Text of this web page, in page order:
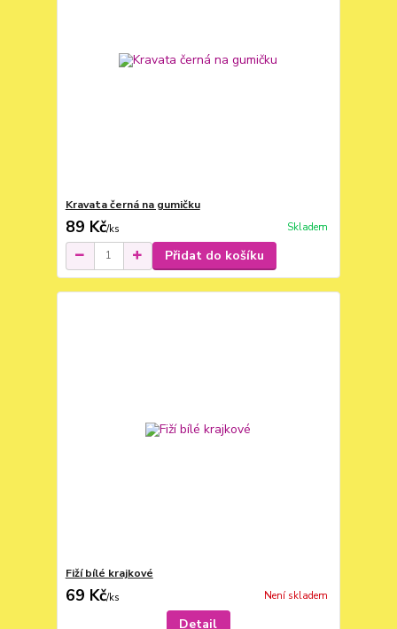
Kravata černá na gumičku
89 Kč/ks Skladem
Přidat do košíku
Fiží bílé krajkové
69 Kč/ks Není skladem
Detail